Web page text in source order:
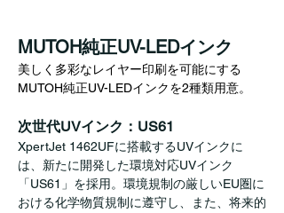
MUTOH純正UV-LEDインク
美しく多彩なレイヤー印刷を可能にする
MUTOH純正UV-LEDインクを2種類用意。
次世代UVインク：US61
XpertJet 1462UFに搭載するUVインクに
は、新たに開発した環境対応UVインク
「US61」を採用。環境規制の厳しいEU圏に
おける化学物質規制に遵守し、また、将来的